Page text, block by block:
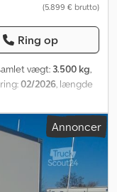
(5.899 € brutto)
Ring op
vægt: 3.500 kg,
02/2026, længde
BMAT, totalvægt:
aluramper, 3,53
og mellemsalg.
Annoncer